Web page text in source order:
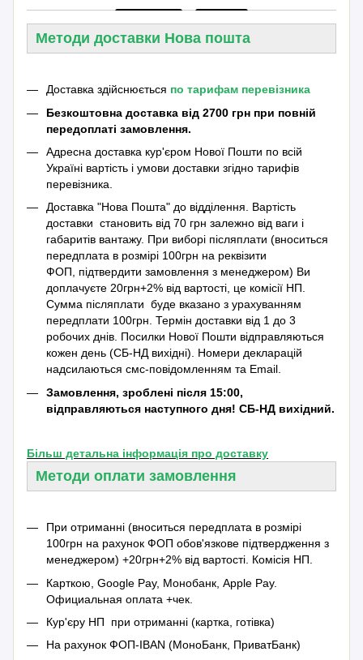
Методи доставки Нова пошта
Доставка здійснюється по тарифам перевізника
Безкоштовна доставка від 2700 грн при повній
передоплаті замовлення.
Адресна доставка кур'єром Нової Пошти по всій
Україні вартість і умови доставки згідно тарифів
перевізника.
Доставка "Нова Пошта" до відділення. Вартість
доставки становить від 70 грн залежно від ваги і
габаритів вантажу. При виборі післяплати (вноситься
передплата в розмірі 100грн на реквізити
ФОП, підтвердити замовлення з менеджером) Ви
доплачуєте 20грн+2% від вартості, це комісії НП.
Сумма післяплати буде вказано з урахуванням
передплати 100грн. Термін доставки від 1 до 3
робочих днів. Посилки Нової Пошти відправляються
кожен день (СБ-НД вихідні). Номери декларацій
надсилаються смс-повідомленням та Emаil.
Замовлення, зроблені після 15:00,
відправляються наступного дня! СБ-НД вихідний.
Більш детальна інформація про доставку
Методи оплати замовлення
При отриманні (вноситься передплата в розмірі
100грн на рахунок ФОП обов'язкове підтвердження з
менеджером) +20грн+2% від вартості. Комісія НП.
Карткою, Google Pay, Монобанк, Apple Pay.
Официальная оплата +чек.
Кур'єру НП при отриманні (картка, готівка)
На рахунок ФОП-IBAN (МоноБанк, ПриватБанк)